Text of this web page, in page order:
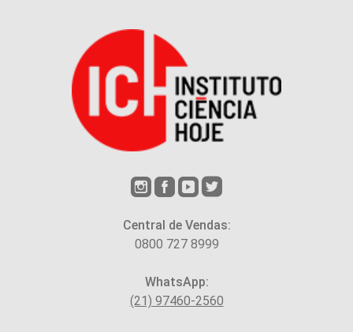
Central de Vendas:
0800 727 8999
WhatsApp:
(21) 97460-2560